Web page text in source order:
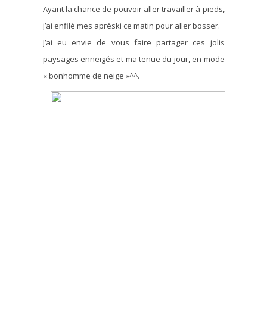
Ayant la chance de pouvoir aller travailler à pieds,
j’ai enfilé mes aprèski ce matin pour aller bosser.
J’ai eu envie de vous faire partager ces jolis
paysages enneigés et ma tenue du jour, en mode
« bonhomme de neige »^^.